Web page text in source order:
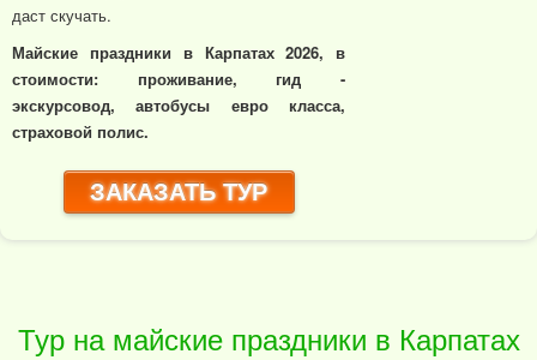
даст скучать.
Майские праздники в Карпатах 2026, в
стоимости: проживание, гид -
экскурсовод, автобусы евро класса,
страховой полис.
ЗАКАЗАТЬ ТУР
Тур на майские праздники в Карпатах